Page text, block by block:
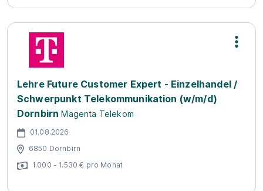
Lehre Future Customer Expert - Einzelhandel /
Schwerpunkt Telekommunikation (w/m/d)
Dornbirn Magenta Telekom
01.08.2026
6850 Dornbirn
1.000 - 1.530 € pro Monat